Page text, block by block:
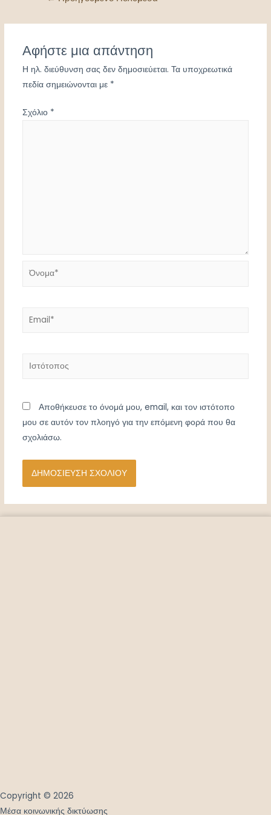
Αφήστε μια απάντηση
Η ηλ. διεύθυνση σας δεν δημοσιεύεται. Τα υποχρεωτικά
πεδία σημειώνονται με *
Σχόλιο *
Όνομα*
Email*
Ιστότοπος
Αποθήκευσε το όνομά μου, email, και τον ιστότοπο
μου σε αυτόν τον πλοηγό για την επόμενη φορά που θα
σχολιάσω.
Copyright © 2026
Μέσα κοινωνικής δικτύωσης